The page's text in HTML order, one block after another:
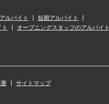
ルバイト
短期アルバイト
オープニングスタッフのアルバイト
サイトマップ